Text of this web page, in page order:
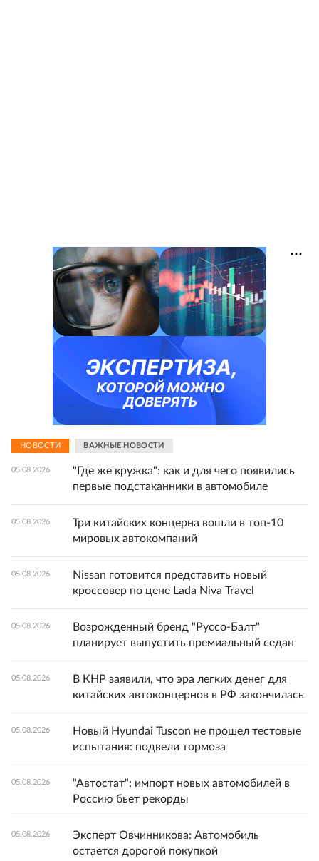
НОВОСТИ ВАЖНЫЕ НОВОСТИ
05.08.2026
"Где же кружка": как и для чего появились
первые подстаканники в автомобиле
05.08.2026
Три китайских концерна вошли в топ-10
мировых автокомпаний
05.08.2026
Nissan готовится представить новый
кроссовер по цене Lada Niva Travel
05.08.2026
Возрожденный бренд "Руссо-Балт"
планирует выпустить премиальный седан
05.08.2026
В КНР заявили, что эра легких денег для
китайских автоконцернов в РФ закончилась
05.08.2026
Новый Hyundai Tuscon не прошел тестовые
испытания: подвели тормоза
05.08.2026
"Автостат": импорт новых автомобилей в
Россию бьет рекорды
05.08.2026
Эксперт Овчинникова: Автомобиль
остается дорогой покупкой